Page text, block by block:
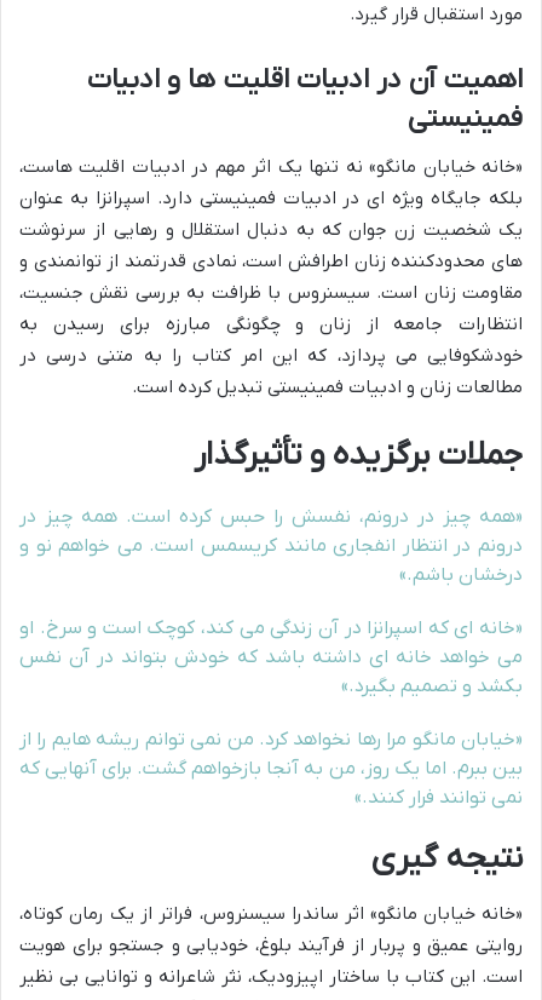
مورد استقبال قرار گیرد.
اهمیت آن در ادبیات اقلیت ها و ادبیات
فمینیستی
«خانه خیابان مانگو» نه تنها یک اثر مهم در ادبیات اقلیت هاست،
بلکه جایگاه ویژه ای در ادبیات فمینیستی دارد. اسپرانزا به عنوان
یک شخصیت زن جوان که به دنبال استقلال و رهایی از سرنوشت
های محدودکننده زنان اطرافش است، نمادی قدرتمند از توانمندی و
مقاومت زنان است. سیسنروس با ظرافت به بررسی نقش جنسیت،
انتظارات جامعه از زنان و چگونگی مبارزه برای رسیدن به
خودشکوفایی می پردازد، که این امر کتاب را به متنی درسی در
مطالعات زنان و ادبیات فمینیستی تبدیل کرده است.
جملات برگزیده و تأثیرگذار
«همه چیز در درونم، نفسش را حبس کرده است. همه چیز در
درونم در انتظار انفجاری مانند کریسمس است. می خواهم نو و
درخشان باشم.»
«خانه ای که اسپرانزا در آن زندگی می کند، کوچک است و سرخ. او
می خواهد خانه ای داشته باشد که خودش بتواند در آن نفس
بکشد و تصمیم بگیرد.»
«خیابان مانگو مرا رها نخواهد کرد. من نمی توانم ریشه هایم را از
بین ببرم. اما یک روز، من به آنجا بازخواهم گشت. برای آنهایی که
نمی توانند فرار کنند.»
نتیجه گیری
«خانه خیابان مانگو» اثر ساندرا سیسنروس، فراتر از یک رمان کوتاه،
روایتی عمیق و پربار از فرآیند بلوغ، خودیابی و جستجو برای هویت
است. این کتاب با ساختار اپیزودیک، نثر شاعرانه و توانایی بی نظیر